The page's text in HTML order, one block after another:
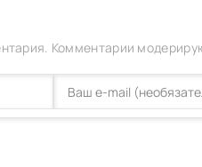
Комментарии